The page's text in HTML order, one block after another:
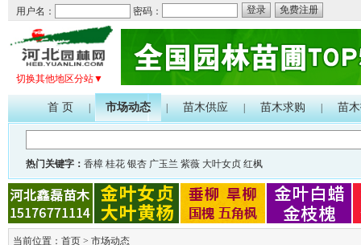
用户名： 密码： 登录 免费注册
切换其他地区分站▼
首 页 市场动态 苗木供应 苗木求购 苗
热门关键字： 香樟 桂花 银杏 广玉兰 紫薇 大叶女贞 红枫
当前位置： 首页 > 市场动态